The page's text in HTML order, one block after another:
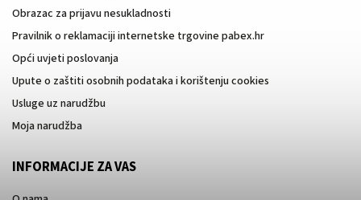
Obrazac za prijavu nesukladnosti
Pravilnik o reklamaciji internetske trgovine pabex.hr
Opći uvjeti poslovanja
Upute o zaštiti osobnih podataka i korištenju cookies
Usluge uz narudžbu
Moja narudžba
INFORMACIJE ZA VAS